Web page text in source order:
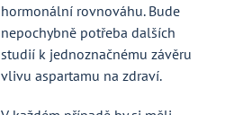
hormonální rovnováhu. Bude
nepochybně potřeba dalších
studií k jednoznačnému závěru
vlivu aspartamu na zdraví.